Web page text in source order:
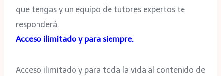
que tengas y un equipo de tutores expertos te
responderá.
Acceso ilimitado y para siempre.
Acceso ilimitado y para toda la vida al contenido de